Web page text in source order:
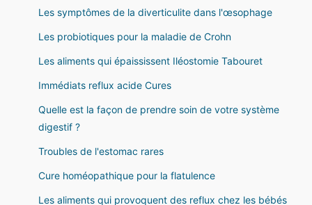
Les symptômes de la diverticulite dans l'œsophage
Les probiotiques pour la maladie de Crohn
Les aliments qui épaississent Iléostomie Tabouret
Immédiats reflux acide Cures
Quelle est la façon de prendre soin de votre système
digestif ?
Troubles de l'estomac rares
Cure homéopathique pour la flatulence
Les aliments qui provoquent des reflux chez les bébés